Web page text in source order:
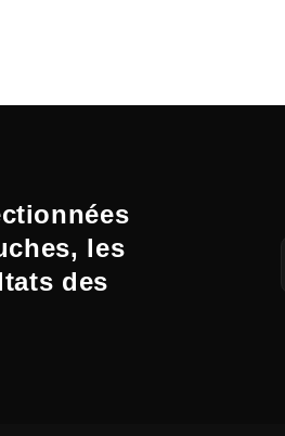
les
des